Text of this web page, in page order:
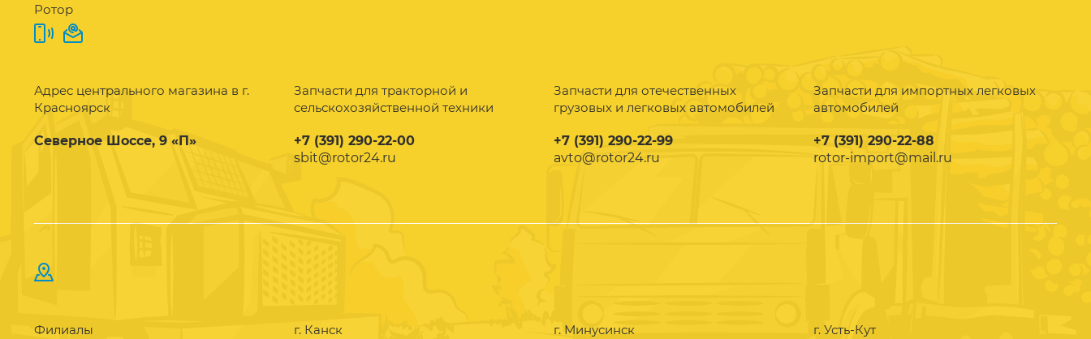
Ротор
Адрес центрального магазина в г.
Красноярск
Северное Шоссе, 9 «П»
Запчасти для тракторной и
сельскохозяйственной техники
+7 (391) 290-22-00
sbit@rotor24.ru
Запчасти для отечественных
грузовых и легковых автомобилей
+7 (391) 290-22-99
avto@rotor24.ru
Запчасти для импортных легковых
автомобилей
+7 (391) 290-22-88
rotor-import@mail.ru
Филиалы г. Канск г. Минусинск г. Усть-Кут